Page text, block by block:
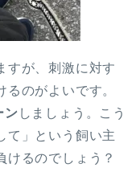
すが、刺激に対す
のがよいです。
ン しましょう。こう
て」という飼い主
けるのでしょう？